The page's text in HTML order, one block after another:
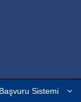
Sistemi